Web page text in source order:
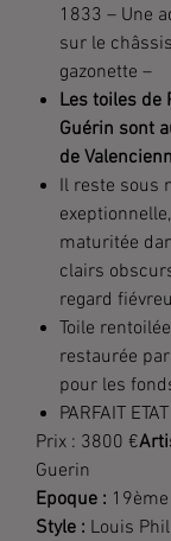
1833 – Une
sur le
gazonette –
Les toiles de
Guérin sont
de
Il reste sous
maturitée
clairs
regard
Toile
restaurée
pour les
PARFAIT ETAT
Prix : 3800 €
Guerin
Epoque :
Style : Louis